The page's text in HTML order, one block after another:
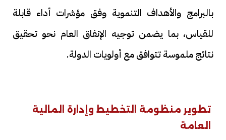
بالبرامج والأهداف التنموية وفق مؤشرات أداء قابلة
للقياس، بما يضمن توجيه الإنفاق العام نحو تحقيق
نتائج ملموسة تتوافق مع أولويات الدولة.
تطوير منظومة التخطيط وإدارة المالية
العامة